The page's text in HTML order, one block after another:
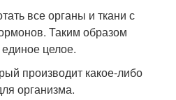
все органы и ткани с
Таким образом
целое.
производит какое-либо
организма.